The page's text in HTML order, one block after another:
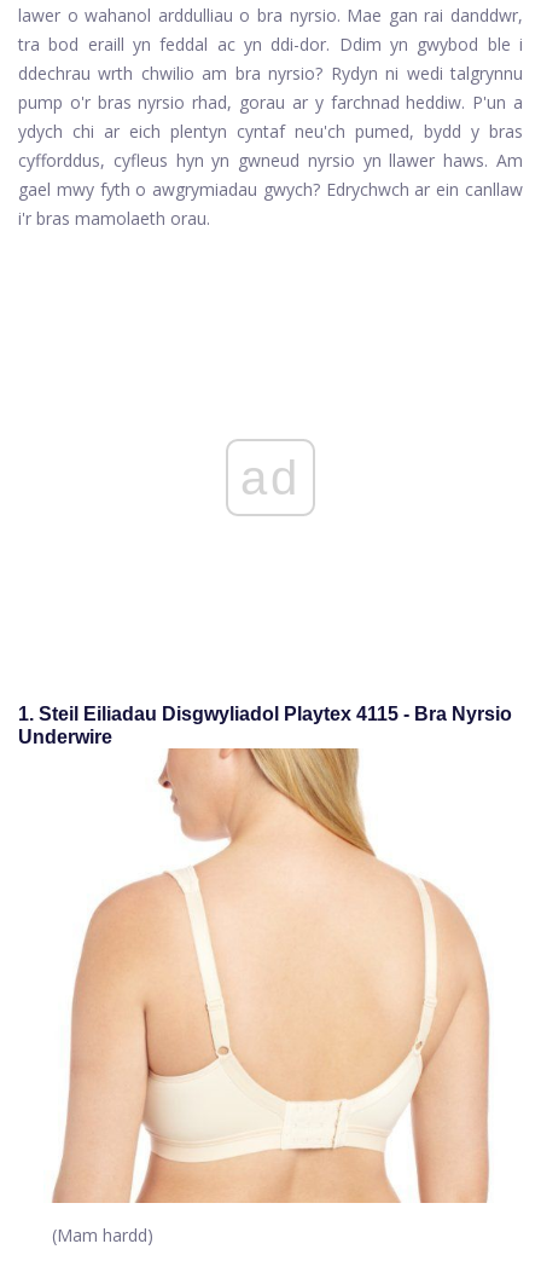
lawer o wahanol arddulliau o bra nyrsio. Mae gan rai danddwr,
tra bod eraill yn feddal ac yn ddi-dor. Ddim yn gwybod ble i
ddechrau wrth chwilio am bra nyrsio? Rydyn ni wedi talgrynnu
pump o'r bras nyrsio rhad, gorau ar y farchnad heddiw. P'un a
ydych chi ar eich plentyn cyntaf neu'ch pumed, bydd y bras
cyfforddus, cyfleus hyn yn gwneud nyrsio yn llawer haws. Am
gael mwy fyth o awgrymiadau gwych? Edrychwch ar ein canllaw
i'r bras mamolaeth orau.
ad
1. Steil Eiliadau Disgwyliadol Playtex 4115 - Bra Nyrsio
Underwire
(Mam hardd)